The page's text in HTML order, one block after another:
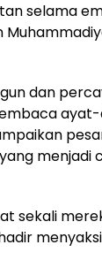
selama
dan
ayat-
menjadi
sekali